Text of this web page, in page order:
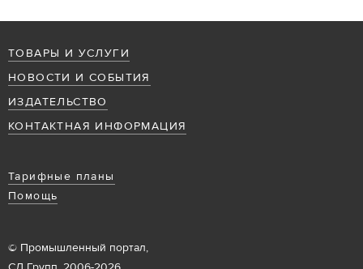
ТОВАРЫ И УСЛУГИ
НОВОСТИ И СОБЫТИЯ
ИЗДАТЕЛЬСТВО
КОНТАКТНАЯ ИНФОРМАЦИЯ
Тарифные планы
Помощь
© Промышленный портал,